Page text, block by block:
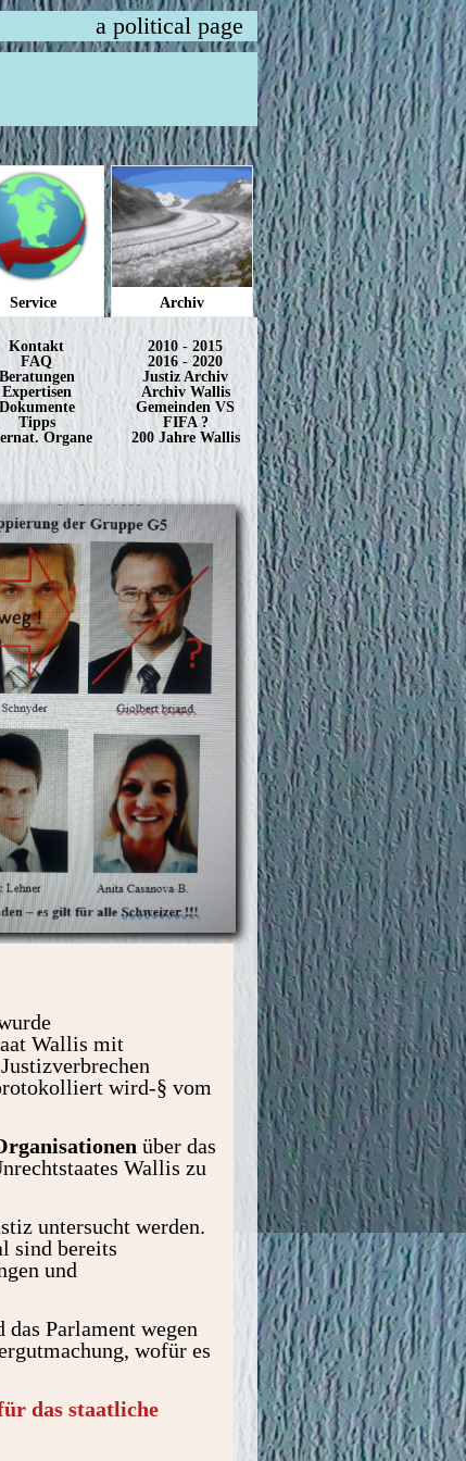
a political page
Service Archiv
Kontakt
FAQ
Beratungen
Expertisen
Dokumente
Tipps
Organe
2010 - 2015
2016 - 2020
Justiz Archiv
Archiv Wallis
Gemeinden VS
FIFA ?
200 Jahre Wallis
Wallis mit
wird-§ vom
über das
Wallis zu
untersucht werden.
sind bereits
und
Parlament wegen
wofür es
das staatliche